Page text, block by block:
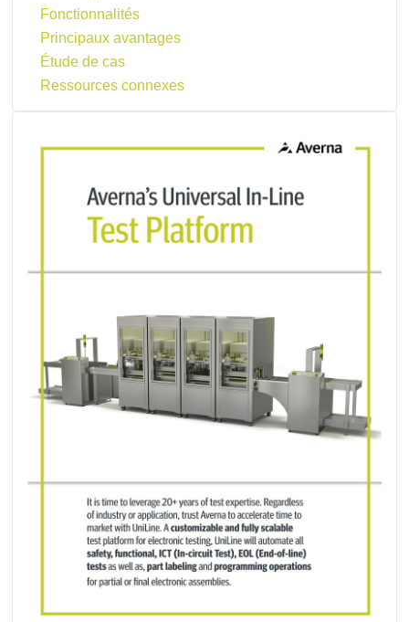
Fonctionnalités
Principaux avantages
Étude de cas
Ressources connexes